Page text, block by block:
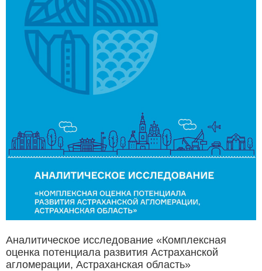
Аналитическое исследование «Комплексная
оценка потенциала развития Астраханской
агломерации, Астраханская область»